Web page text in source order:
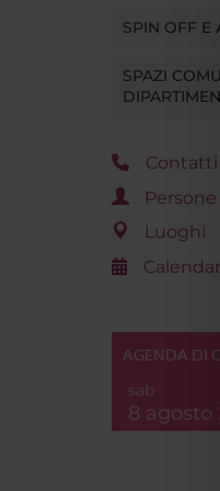
SPIN OFF E
SPAZI
Contatti
Persone
Luoghi
AGENDA DI
sab
8 agosto